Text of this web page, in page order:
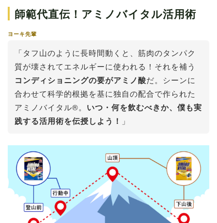
師範代直伝！アミノバイタル活用術
ヨーキ先輩
「タフ山のように長時間動くと、筋肉のタンパク
質が壊されてエネルギーに使われる！それを補う
コンディショニングの要がアミノ酸だ。シーンに
合わせて科学的根拠を基に独自の配合で作られた
アミノバイタル®。 いつ・何を飲むべきか、僕も実
践する活用術を伝授しよう！ 」